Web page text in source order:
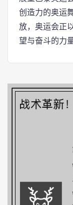
创造力的奥运
放，奥运会正
望与奋斗的力量